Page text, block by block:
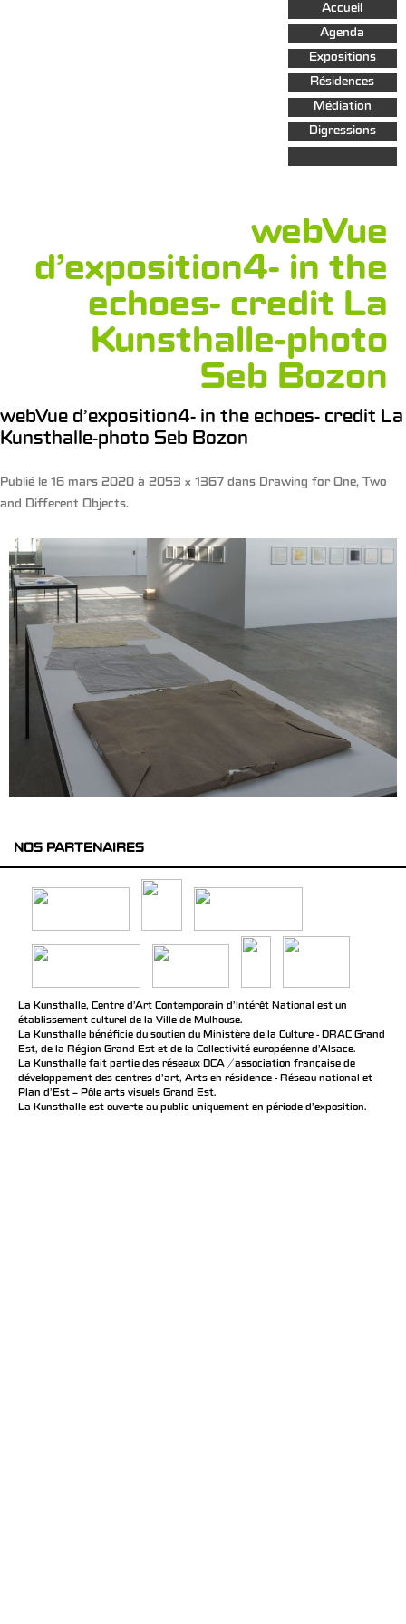
Aller au
contenu
principal
Accueil
Agenda
Expositions
Résidences
Médiation
Digressions
webVue
d’exposition4- in the
echoes- credit La
Kunsthalle-photo
Seb Bozon
webVue d’exposition4- in the echoes- credit La
Kunsthalle-photo Seb Bozon
Publié le 16 mars 2020 à 2053 × 1367 dans Drawing for One, Two
and Different Objects.
NOS PARTENAIRES
La Kunsthalle, Centre d’Art Contemporain d’Intérêt National est un
établissement culturel de la Ville de Mulhouse.
La Kunsthalle bénéficie du soutien du Ministère de la Culture - DRAC Grand
Est, de la Région Grand Est et de la Collectivité européenne d’Alsace.
La Kunsthalle fait partie des réseaux DCA / association française de
développement des centres d'art, Arts en résidence - Réseau national et
Plan d’Est – Pôle arts visuels Grand Est.
La Kunsthalle est ouverte au public uniquement en période d'exposition.